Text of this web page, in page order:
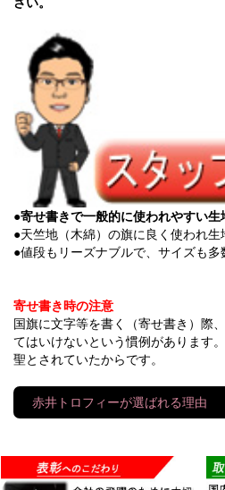
●寄せ書きで一般的に使われやすい生
●天竺地（木綿）の旗に良く使われ生
●値段もリーズナブルで、サイズも多
寄せ書き時の注意
国旗に文字等を書く（寄せ書き）際
てはいけないという慣例があります
聖とされていたからです。
赤井トロフィーが選ばれる理由